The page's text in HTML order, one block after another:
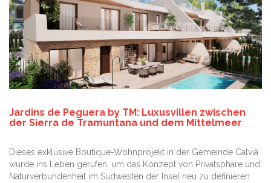
Jardins de Peguera by TM: Luxusvillen zwischen
der Sierra de Tramuntana und dem Mittelmeer
Dieses exklusive Boutique-Wohnprojekt in der Gemeinde Calvià
wurde ins Leben gerufen, um das Konzept von Privatsphäre und
Naturverbundenheit im Südwesten der Insel neu zu definieren.